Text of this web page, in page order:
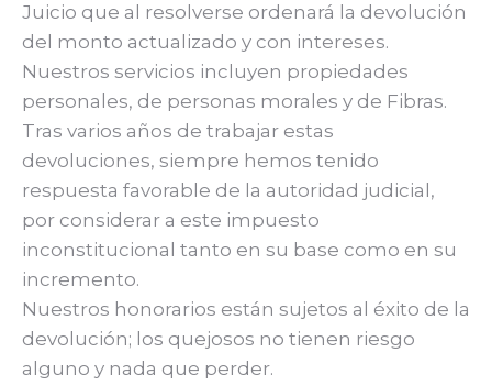
Juicio que al resolverse ordenará la devolución
del monto actualizado y con intereses.
Nuestros servicios incluyen propiedades
personales, de personas morales y de Fibras.
Tras varios años de trabajar estas
devoluciones, siempre hemos tenido
respuesta favorable de la autoridad judicial,
por considerar a este impuesto
inconstitucional tanto en su base como en su
incremento.
Nuestros honorarios están sujetos al éxito de la
devolución; los quejosos no tienen riesgo
alguno y nada que perder.